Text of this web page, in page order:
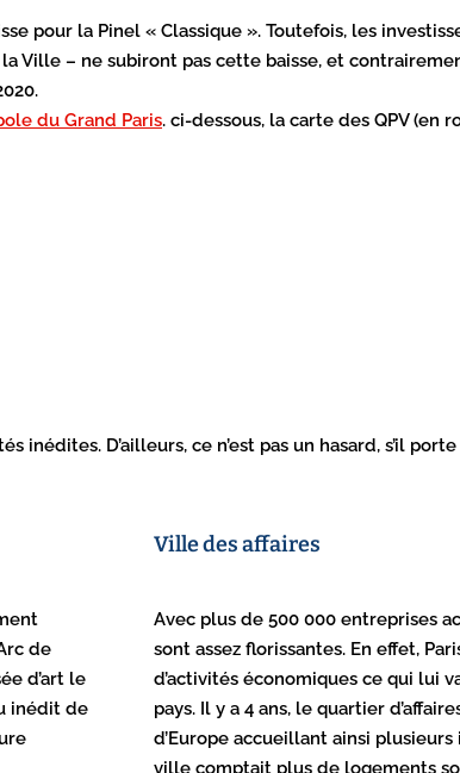
pour la Pinel « Classique ». Toutefois, les
– ne subiront pas cette baisse, et
du Grand Paris. ci-dessous, la carte des QPV (en
inédites. D’ailleurs, ce n’est pas un hasard, s’il
de
d’art le
inédit de
Ville des affaires
Avec plus de 500 000 entreprises
sont assez florissantes. En effet,
d’activités économiques ce qui lui
pays. Il y a 4 ans, le quartier
d’Europe accueillant ainsi
ville comptait plus de logements